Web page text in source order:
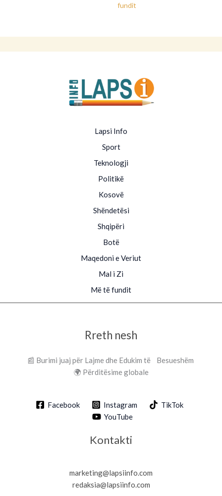
fundit
Lapsi Info
Sport
Teknologji
Politikë
Kosovë
Shëndetësi
Shqipëri
Botë
Maqedoni e Veriut
Mal i Zi
Më të fundit
Rreth nesh
📰 Burimi juaj për Lajme dhe Edukim të Besueshëm
🌍 Përditësime globale
Facebook Instagram
TikTok
YouTube
Kontakti
marketing@lapsiinfo.com
redaksia@lapsiinfo.com